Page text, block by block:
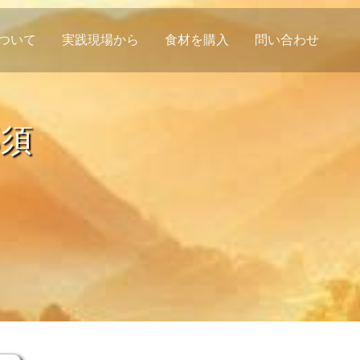
いて 実践現場から 食材を購入 問い合わせ